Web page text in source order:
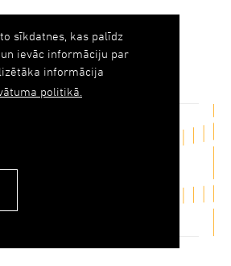
sīkdatnes, kas palīdz
ievāc informāciju par
informācija
politikā.
Ilgtspēja